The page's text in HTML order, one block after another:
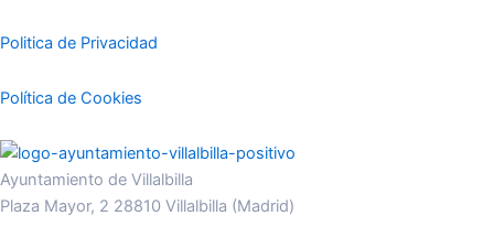
Politica de Privacidad
Política de Cookies
Ayuntamiento de Villalbilla
Plaza Mayor, 2 28810 Villalbilla (Madrid)